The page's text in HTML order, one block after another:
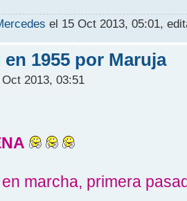
el 15 Oct 2013, 05:01,
1955 por Maruja
2013, 03:51
marcha, primera